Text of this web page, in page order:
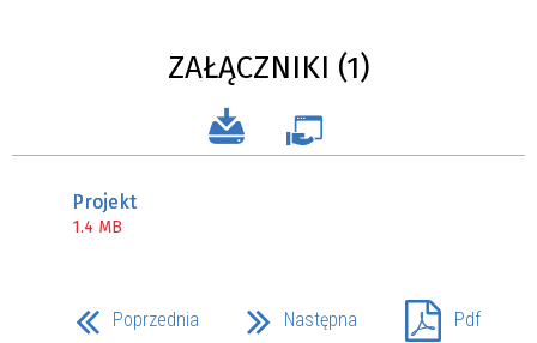
ZAŁĄCZNIKI (1)
Projekt
1.4 MB
Poprzednia Następna Pdf